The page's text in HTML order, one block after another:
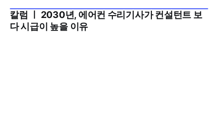
2025년 11월 3주
칼럼 ㅣ 2030년, 에어컨 수리기사가 컨설턴트 보
다 시급이 높을 이유